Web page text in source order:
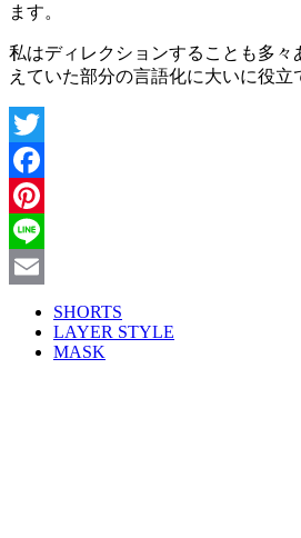
ます。
私はディレクションすることも多々
えていた部分の言語化に大いに役立
Twitter
Facebook
Pinterest
Line
SHORTS
LAYER STYLE
MASK